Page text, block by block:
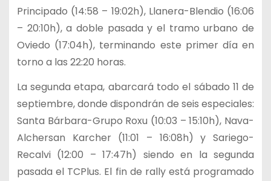
Principado (14:58 – 19:02h), Llanera-Blendio (16:06
– 20:10h), a doble pasada y el tramo urbano de
Oviedo (17:04h), terminando este primer día en
torno a las 22:20 horas.
La segunda etapa, abarcará todo el sábado 11 de
septiembre, donde dispondrán de seis especiales:
Santa Bárbara-Grupo Roxu (10:03 – 15:10h), Nava-
Alchersan Karcher (11:01 – 16:08h) y Sariego-
Recalvi (12:00 – 17:47h) siendo en la segunda
pasada el TCPlus. El fin de rally está programado